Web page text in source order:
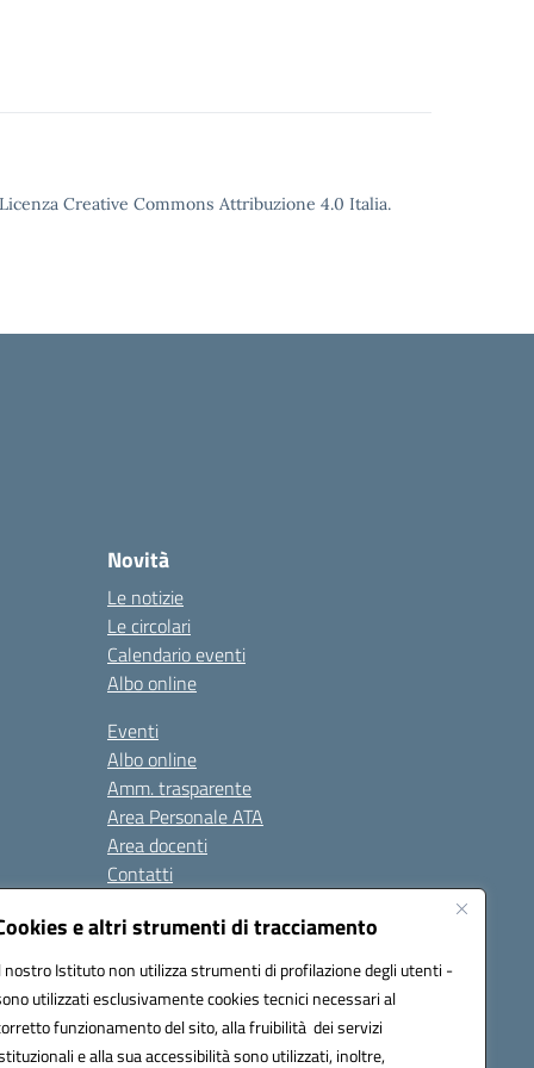
e altri strumenti di tracciamento
nostro Istituto non utilizza strumenti di profilazione degli utenti -
utilizzati esclusivamente cookies tecnici necessari al
funzionamento del sito, alla fruibilità dei servizi
e alla sua accessibilità sono utilizzati, inoltre,
Creative Commons Attribuzione 4.0 Italia.
Novità
Le notizie
Le circolari
Calendario eventi
Albo online
Eventi
Albo online
Amm. trasparente
Area Personale ATA
Area docenti
Contatti